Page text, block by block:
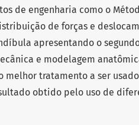
de engenharia como o
de forças e
apresentando o
e modelagem
tratamento a ser
obtido pelo uso de